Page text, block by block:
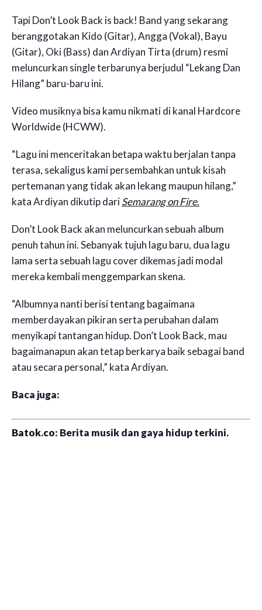
Tapi Don’t Look Back is back! Band yang sekarang
beranggotakan Kido (Gitar), Angga (Vokal), Bayu
(Gitar), Oki (Bass) dan Ardiyan Tirta (drum) resmi
meluncurkan single terbarunya berjudul “Lekang Dan
Hilang” baru-baru ini.
Video musiknya bisa kamu nikmati di kanal Hardcore
Worldwide (HCWW).
“Lagu ini menceritakan betapa waktu berjalan tanpa
terasa, sekaligus kami persembahkan untuk kisah
pertemanan yang tidak akan lekang maupun hilang,”
kata Ardiyan dikutip dariSemarang on Fire.
Don’t Look Back akan meluncurkan sebuah album
penuh tahun ini. Sebanyak tujuh lagu baru, dua lagu
lama serta sebuah lagu cover dikemas jadi modal
mereka kembali menggemparkan skena.
“Albumnya nanti berisi tentang bagaimana
memberdayakan pikiran serta perubahan dalam
menyikapi tantangan hidup. Don’t Look Back, mau
bagaimanapun akan tetap berkarya baik sebagai band
atau secara personal,” kata Ardiyan.
Baca juga:
Batok.co: Berita musik dan gaya hidup terkini.